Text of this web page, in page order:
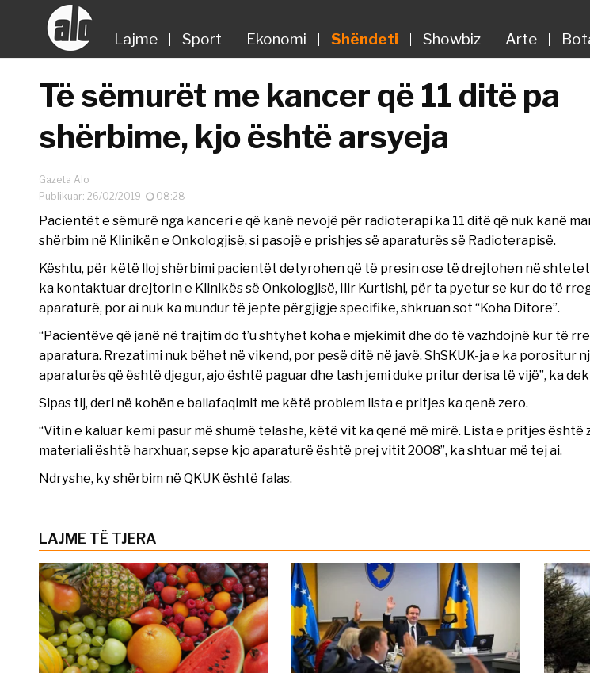
Lajme Sport Ekonomi Shëndeti Showbiz Arte
Të sëmurët me kancer që 11 ditë pa
shërbime, kjo është arsyeja
Gazeta Alo
Publikuar: 26/02/2019
08:28
Pacientët e sëmurë nga kanceri e që kanë nevojë për radioterapi ka 11 ditë që nuk kanë
shërbim në Klinikën e Onkologjisë, si pasojë e prishjes së aparaturës së Radioterapisë.
Kështu, për këtë lloj shërbimi pacientët detyrohen që të presin ose të drejtohen në shtetet
ka kontaktuar drejtorin e Klinikës së Onkologjisë, Ilir Kurtishi, për ta pyetur se kur do të
aparaturë, por ai nuk ka mundur të jepte përgjigje specifike, shkruan sot “Koha Ditore”.
“Pacientëve që janë në trajtim do t’u shtyhet koha e mjekimit dhe do të vazhdojnë kur të
aparatura. Rrezatimi nuk bëhet në vikend, por pesë ditë në javë. ShSKUK-ja e ka porositur
aparaturës që është djegur, ajo është paguar dhe tash jemi duke pritur derisa të vijë”, ka
Sipas tij, deri në kohën e ballafaqimit me këtë problem lista e pritjes ka qenë zero.
“Vitin e kaluar kemi pasur më shumë telashe, këtë vit ka qenë më mirë. Lista e pritjes është
materiali është harxhuar, sepse kjo aparaturë është prej vitit 2008”, ka shtuar më tej ai.
Ndryshe, ky shërbim në QKUK është falas.
LAJME TË TJERA